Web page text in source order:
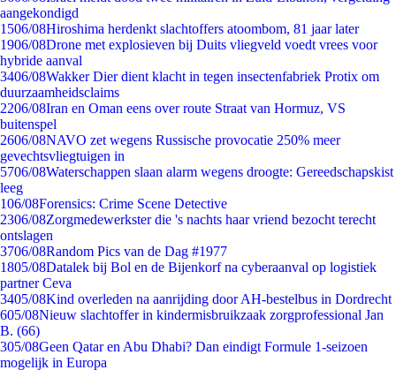
aangekondigd
1506/08Hiroshima herdenkt slachtoffers atoombom, 81 jaar later
1906/08Drone met explosieven bij Duits vliegveld voedt vrees voor
hybride aanval
3406/08Wakker Dier dient klacht in tegen insectenfabriek Protix om
duurzaamheidsclaims
2206/08Iran en Oman eens over route Straat van Hormuz, VS
buitenspel
2606/08NAVO zet wegens Russische provocatie 250% meer
gevechtsvliegtuigen in
5706/08Waterschappen slaan alarm wegens droogte: Gereedschapskist
leeg
106/08Forensics: Crime Scene Detective
2306/08Zorgmedewerkster die 's nachts haar vriend bezocht terecht
ontslagen
3706/08Random Pics van de Dag #1977
1805/08Datalek bij Bol en de Bijenkorf na cyberaanval op logistiek
partner Ceva
3405/08Kind overleden na aanrijding door AH-bestelbus in Dordrecht
605/08Nieuw slachtoffer in kindermisbruikzaak zorgprofessional Jan
B. (66)
305/08Geen Qatar en Abu Dhabi? Dan eindigt Formule 1-seizoen
mogelijk in Europa